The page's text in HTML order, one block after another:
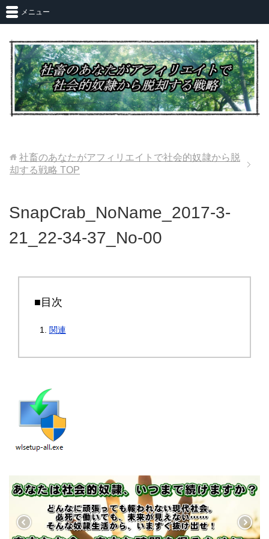
メニュー
社畜のあなたがアフィリエイトで社会的奴隷から脱
却する戦略 TOP
SnapCrab_NoName_2017-3-
21_22-34-37_No-00
■目次
関連